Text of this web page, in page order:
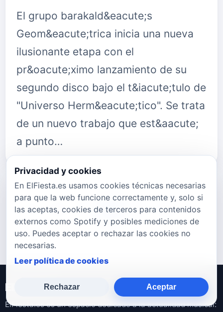
El grupo barakald&eacute;s
Geom&eacute;trica inicia una nueva
ilusionante etapa con el
pr&oacute;ximo lanzamiento de su
segundo disco bajo el t&iacute;tulo de
"Universo Herm&eacute;tico". Se trata
de un nuevo trabajo que est&aacute;
a punto…
781 782 783 784 785 786 787
ElFiesta.es
ElFiesta.es es un espacio dedicado a la actualidad musical:
Privacidad y cookies
En ElFiesta.es usamos cookies técnicas necesarias
para que la web funcione correctamente y, solo si
las aceptas, cookies de terceros para contenidos
externos como Spotify y posibles mediciones de
uso. Puedes aceptar o rechazar las cookies no
necesarias.
Leer política de cookies
Rechazar Aceptar